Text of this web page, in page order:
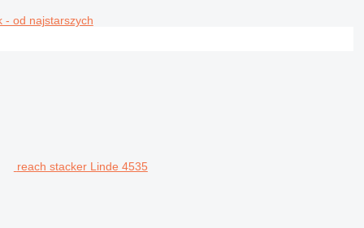
- od najstarszych
reach stacker Linde 4535